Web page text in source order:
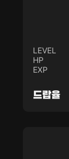
LEVEL
HP
EXP
드랍율